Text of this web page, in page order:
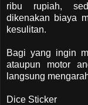
ribu rupiah,
dikenakan biaya
kesulitan.
Bagi yang ingin
ataupun motor
langsung
Dice Sticker